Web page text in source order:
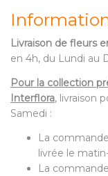
Livraison de fleurs
en 4h, du Lundi au
Pour la collection
Interflora, livraison
Samedi :
La
livrée le
La